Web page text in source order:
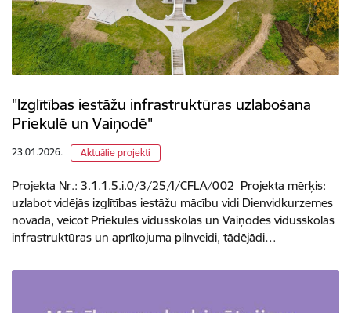
"Izglītības iestāžu infrastruktūras uzlabošana
Priekulē un Vaiņodē"
23.01.2026. Aktuālie projekti
Projekta Nr.: 3.1.1.5.i.0/3/25/I/CFLA/002 Projekta mērķis:
uzlabot vidējās izglītības iestāžu mācību vidi Dienvidkurzemes
novadā, veicot Priekules vidusskolas un Vaiņodes vidusskolas
infrastruktūras un aprīkojuma pilnveidi, tādējādi…